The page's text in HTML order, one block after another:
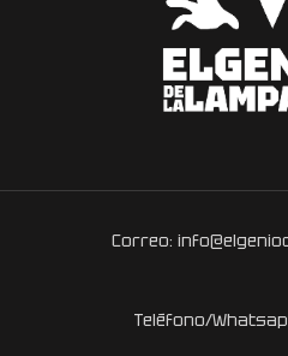
Correo:
Teléfono/